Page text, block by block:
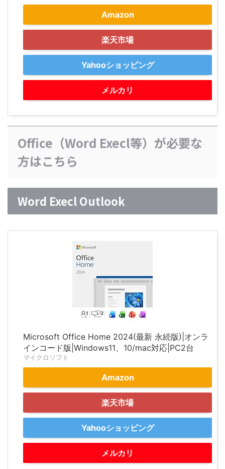
Amazon
楽天市場
Yahooショッピング
メルカリ
Office（Word Execl等）が必要な
方はこちら
Word Execl Outlook
Microsoft Office Home 2024(最新 永続版)|オンラ
インコード版|Windows11、10/mac対応|PC2台
マイクロソフト
Amazon
楽天市場
Yahooショッピング
メルカリ